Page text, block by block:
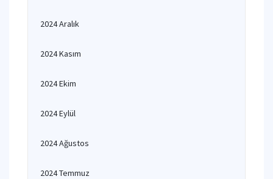
2024 Aralık
2024 Kasım
2024 Ekim
2024 Eylül
2024 Ağustos
2024 Temmuz